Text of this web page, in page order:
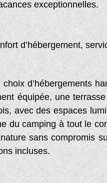
exceptionnelles.
d’hébergement,
d’hébergements
équipée, une
avec des espaces
du camping à tout le
sans compromis
incluses.